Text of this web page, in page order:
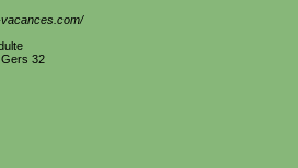
32